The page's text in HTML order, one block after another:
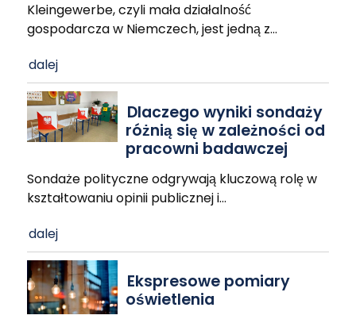
Kleingewerbe, czyli mała działalność
gospodarcza w Niemczech, jest jedną z…
dalej
Dlaczego wyniki sondaży
różnią się w zależności od
pracowni badawczej
Sondaże polityczne odgrywają kluczową rolę w
kształtowaniu opinii publicznej i…
dalej
Ekspresowe pomiary
oświetlenia